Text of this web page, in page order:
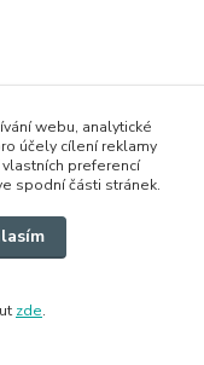
webu, analytické
účely cílení reklamy
preferencí
spodní části stránek.
zde.